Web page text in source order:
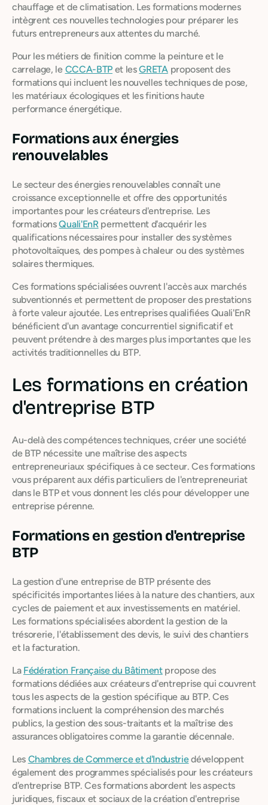
chauffage et de climatisation. Les formations modernes
intègrent ces nouvelles technologies pour préparer les
futurs entrepreneurs aux attentes du marché.
Pour les métiers de finition comme la peinture et le
carrelage, le CCCA-BTPet lesGRETAproposent des
formations qui incluent les nouvelles techniques de pose,
les matériaux écologiques et les finitions haute
performance énergétique.
Formations aux énergies
renouvelables
Le secteur des énergies renouvelables connaît une
croissance exceptionnelle et offre des opportunités
importantes pour les créateurs d'entreprise. Les
formationsQuali'EnR permettent d'acquérir les
qualifications nécessaires pour installer des systèmes
photovoltaïques, des pompes à chaleur ou des systèmes
solaires thermiques.
Ces formations spécialisées ouvrent l'accès aux marchés
subventionnés et permettent de proposer des prestations
à forte valeur ajoutée. Les entreprises qualifiées Quali'EnR
bénéficient d'un avantage concurrentiel significatif et
peuvent prétendre à des marges plus importantes que les
activités traditionnelles du BTP.
Les formations en création
d'entreprise BTP
Au-delà des compétences techniques, créer une société
de BTP nécessite une maîtrise des aspects
entrepreneuriaux spécifiques à ce secteur. Ces formations
vous préparent aux défis particuliers de l'entrepreneuriat
dans le BTP et vous donnent les clés pour développer une
entreprise pérenne.
Formations en gestion d'entreprise
BTP
La gestion d'une entreprise de BTP présente des
spécificités importantes liées à la nature des chantiers, aux
cycles de paiement et aux investissements en matériel.
Les formations spécialisées abordent la gestion de la
trésorerie, l'établissement des devis, le suivi des chantiers
et la facturation.
La Fédération Française du Bâtimentpropose des
formations dédiées aux créateurs d'entreprise qui couvrent
tous les aspects de la gestion spécifique au BTP. Ces
formations incluent la compréhension des marchés
publics, la gestion des sous-traitants et la maîtrise des
assurances obligatoires comme la garantie décennale.
Les Chambres de Commerce et d'Industriedéveloppent
également des programmes spécialisés pour les créateurs
d'entreprise BTP. Ces formations abordent les aspects
juridiques, fiscaux et sociaux de la création d'entreprise